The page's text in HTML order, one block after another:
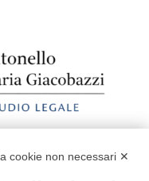
cookie non necessari ✕